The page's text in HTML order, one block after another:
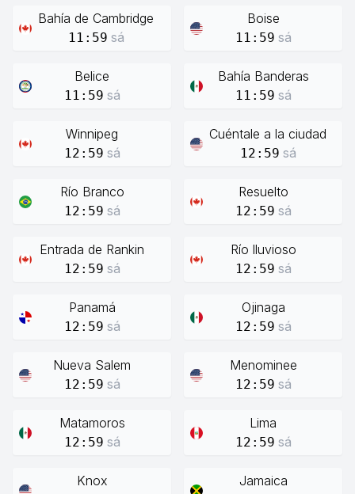
Bahía de Cambridge
11:59 sá
Boise
11:59 sá
Belice
11:59 sá
Bahía Banderas
11:59 sá
Winnipeg
12:59 sá
Cuéntale a la ciudad
12:59 sá
Río Branco
12:59 sá
Resuelto
12:59 sá
Entrada de Rankin
12:59 sá
Río lluvioso
12:59 sá
Panamá
12:59 sá
Ojinaga
12:59 sá
Nueva Salem
12:59 sá
Menominee
12:59 sá
Matamoros
12:59 sá
Lima
12:59 sá
Knox Jamaica